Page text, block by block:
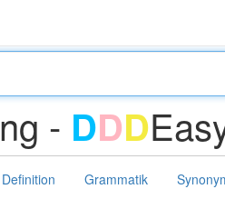
- DDD
Definition Grammatik